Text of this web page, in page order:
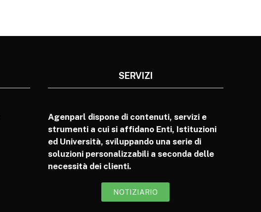
SERVIZI
Agenparl dispone di contenuti, servizi e
strumenti a cui si affidano Enti, Istituzioni
ed Università, sviluppando una serie di
soluzioni personalizzabili a seconda delle
necessità dei clienti.
NOTIZIARIO